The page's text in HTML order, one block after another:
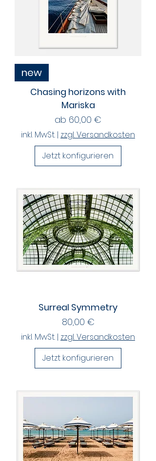
new
Chasing horizons with
Mariska
ab 60,00 €
Sale-Preis
inkl. MwSt. | zzgl. Versandkosten
Jetzt konfigurieren
Surreal Symmetry
Preis
80,00 €
inkl. MwSt. | zzgl. Versandkosten
Jetzt konfigurieren